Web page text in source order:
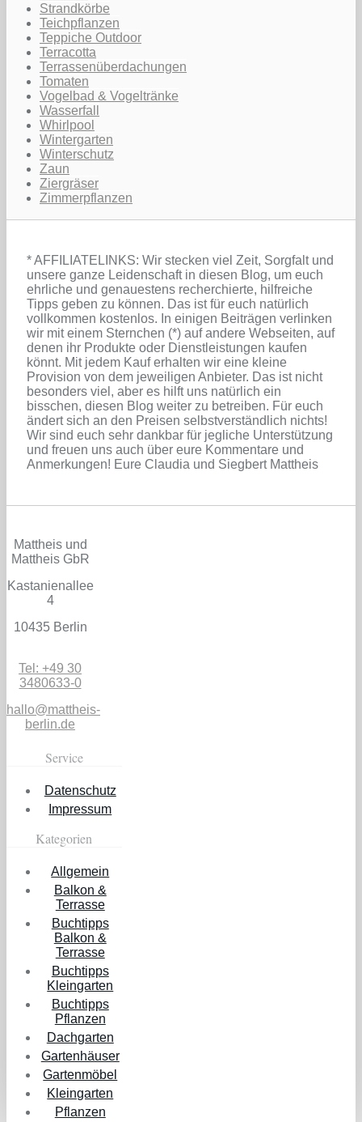
Strandkörbe
Teichpflanzen
Teppiche Outdoor
Terracotta
Terrassenüberdachungen
Tomaten
Vogelbad & Vogeltränke
Wasserfall
Whirlpool
Wintergarten
Winterschutz
Zaun
Ziergräser
Zimmerpflanzen
* AFFILIATELINKS: Wir stecken viel Zeit, Sorgfalt und
unsere ganze Leidenschaft in diesen Blog, um euch
ehrliche und genauestens recherchierte, hilfreiche
Tipps geben zu können. Das ist für euch natürlich
vollkommen kostenlos. In einigen Beiträgen verlinken
wir mit einem Sternchen (*) auf andere Webseiten, auf
denen ihr Produkte oder Dienstleistungen kaufen
könnt. Mit jedem Kauf erhalten wir eine kleine
Provision von dem jeweiligen Anbieter. Das ist nicht
besonders viel, aber es hilft uns natürlich ein
bisschen, diesen Blog weiter zu betreiben. Für euch
ändert sich an den Preisen selbstverständlich nichts!
Wir sind euch sehr dankbar für jegliche Unterstützung
und freuen uns auch über eure Kommentare und
Anmerkungen! Eure Claudia und Siegbert Mattheis
Mattheis und
Mattheis GbR
Kastanienallee
4
10435 Berlin
Tel: +49 30
3480633-0
hallo@mattheis-
berlin.de
Service
Datenschutz
Impressum
Kategorien
Allgemein
Balkon &
Terrasse
Buchtipps
Balkon &
Terrasse
Buchtipps
Kleingarten
Buchtipps
Pflanzen
Dachgarten
Gartenhäuser
Gartenmöbel
Kleingarten
Pflanzen